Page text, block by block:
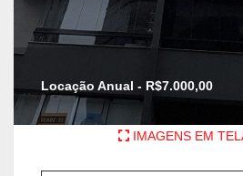
Locação Anual - R$7.000,00
IMAGENS EM